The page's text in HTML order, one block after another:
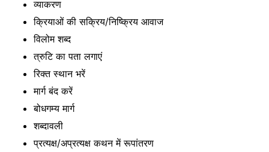
व्याकरण
क्रियाओं की सक्रिय/निष्क्रिय आवाज
विलोम शब्द
त्रुटि का पता लगाएं
रिक्त स्थान भरें
मार्ग बंद करें
बोधगम्य मार्ग
शब्दावली
प्रत्यक्ष/अप्रत्यक्ष कथन में रूपांतरण